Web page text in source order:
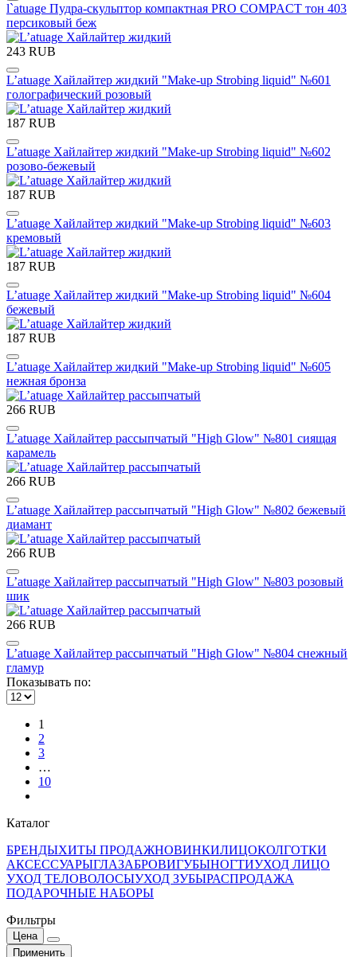
l`atuage Пудра-скульптор компактная PRO COMPACT тон 403
персиковый беж
243 RUB
L’atuage Хайлайтер жидкий "Make-up Strobing liquid" №601
голографический розовый
187 RUB
L’atuage Хайлайтер жидкий "Make-up Strobing liquid" №602
розово-бежевый
187 RUB
L’atuage Хайлайтер жидкий "Make-up Strobing liquid" №603
кремовый
187 RUB
L’atuage Хайлайтер жидкий "Make-up Strobing liquid" №604
бежевый
187 RUB
L’atuage Хайлайтер жидкий "Make-up Strobing liquid" №605
нежная бронза
266 RUB
L’atuage Хайлайтер рассыпчатый "High Glow" №801 сиящая
карамель
266 RUB
L’atuage Хайлайтер рассыпчатый "High Glow" №802 бежевый
диамант
266 RUB
L’atuage Хайлайтер рассыпчатый "High Glow" №803 розовый
шик
266 RUB
L’atuage Хайлайтер рассыпчатый "High Glow" №804 снежный
гламур
Показывать по:
1
2
3
…
10
Каталог
БРЕНДЫХИТЫ ПРОДАЖНОВИНКИЛИЦОКОЛГОТКИ
АКСЕССУАРЫГЛАЗАБРОВИГУБЫНОГТИУХОД ЛИЦО
УХОД ТЕЛОВОЛОСЫУХОД ЗУБЫРАСПРОДАЖА
ПОДАРОЧНЫЕ НАБОРЫ
Фильтры
Цена
Применить